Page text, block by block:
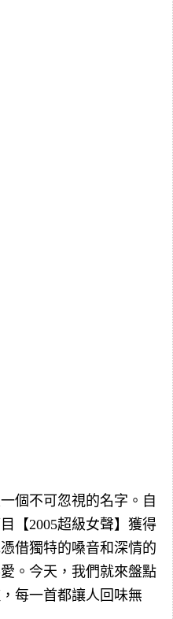
個不可忽視的名字。自
【2005超級女聲】獲得
借獨特的嗓音和深情的
。今天，我們就來盤點
每一首都讓人回味無